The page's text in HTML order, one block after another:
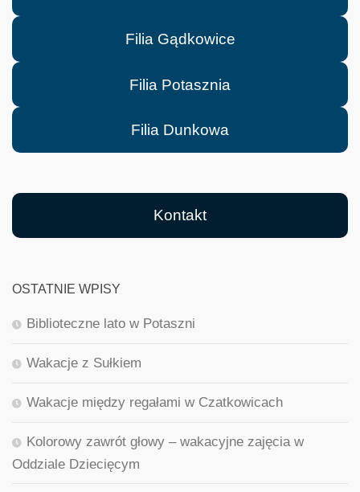
Filia Gądkowice
Filia Potasznia
Filia Dunkowa
Kontakt
OSTATNIE WPISY
Biblioteczne lato w Potaszni
Wakacje z Sułkiem
Wakacje między regałami w Czatkowicach
Kolorowy zawrót głowy – wakacyjne zajęcia w
Oddziale Dziecięcym